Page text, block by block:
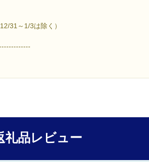
31～1/3は除く）
礼品レビュー